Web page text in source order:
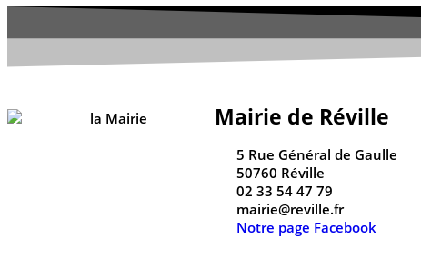
Mairie de Réville
5 Rue Général de Gaulle
50760 Réville
02 33 54 47 79
mairie@reville.fr
Notre page Facebook